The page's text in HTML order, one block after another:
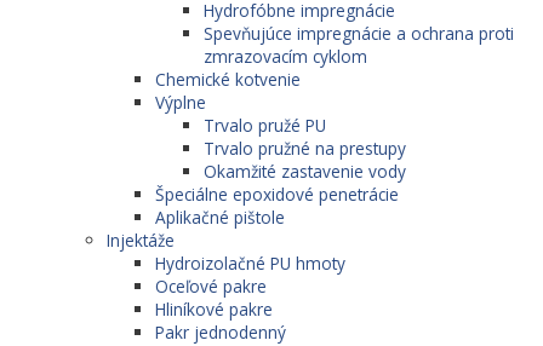
Hydrofóbne impregnácie
Spevňujúce impregnácie a ochrana proti
zmrazovacím cyklom
Chemické kotvenie
Výplne
Trvalo pružé PU
Trvalo pružné na prestupy
Okamžité zastavenie vody
Špeciálne epoxidové penetrácie
Aplikačné pištole
Injektáže
Hydroizolačné PU hmoty
Oceľové pakre
Hliníkové pakre
Pakr jednodenný